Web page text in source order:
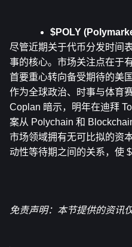
$POLY
尽管近期关于代币分发时间
事的核心。市场关注点在于
首要重心转向备受期待的美
作为全球政治、时事与体育
Coplan 暗示，明年在迪拜
案从 Polychain 和
市场领域拥有无可比拟的资
动性等待期之间的关系，使
免责声明：本节提供的资讯